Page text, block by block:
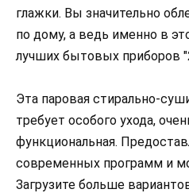
глажки. Вы значительно
по дому, а ведь именно в
лучших бытовых приборов
Эта паровая стирально-
требует особого ухода,
функциональная.
современных программ и
Загрузите больше